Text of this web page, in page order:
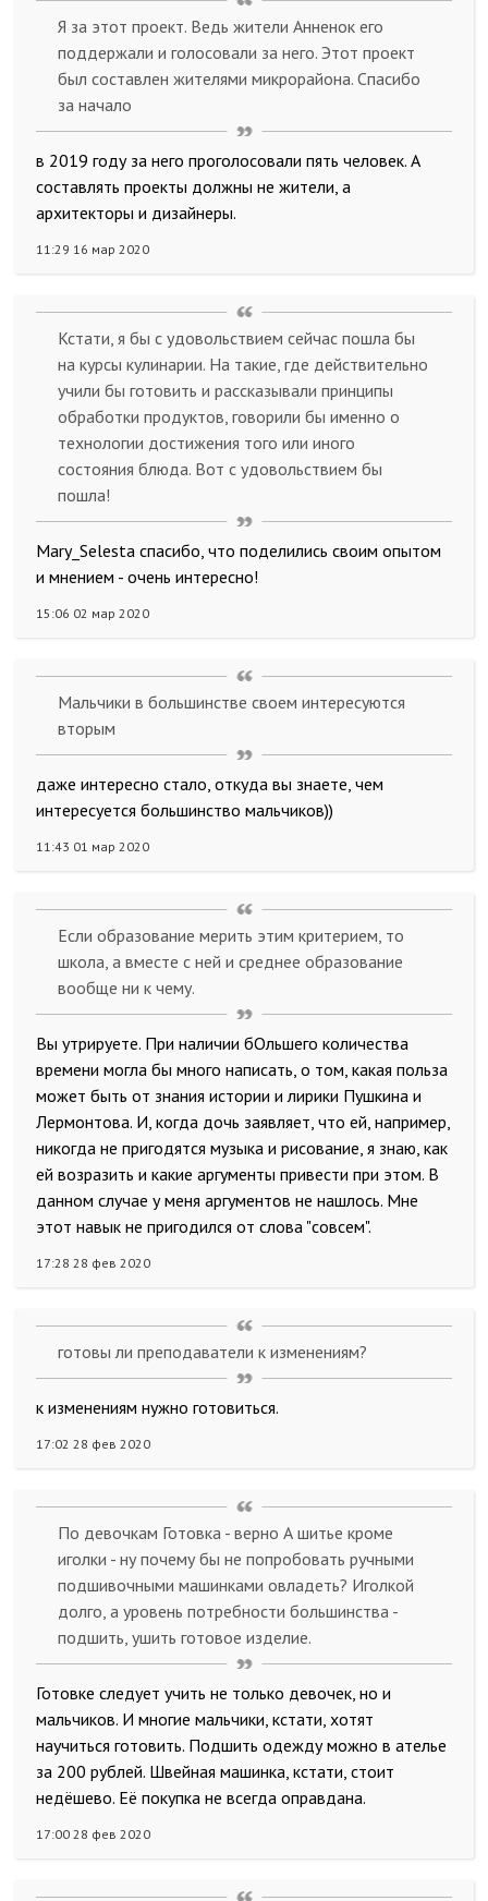
Я за этот проект. Ведь жители Анненок его
поддержали и голосовали за него. Этот проект
был составлен жителями микрорайона. Спасибо
за начало
в 2019 году за него проголосовали пять человек. А
составлять проекты должны не жители, а
архитекторы и дизайнеры.
11:29 16 мар 2020
Кстати, я бы с удовольствием сейчас пошла бы
на курсы кулинарии. На такие, где действительно
учили бы готовить и рассказывали принципы
обработки продуктов, говорили бы именно о
технологии достижения того или иного
состояния блюда. Вот с удовольствием бы
пошла!
Mary_Selesta спасибо, что поделились своим опытом
и мнением - очень интересно!
15:06 02 мар 2020
Мальчики в большинстве своем интересуются
вторым
даже интересно стало, откуда вы знаете, чем
интересуется большинство мальчиков))
11:43 01 мар 2020
Если образование мерить этим критерием, то
школа, а вместе с ней и среднее образование
вообще ни к чему.
Вы утрируете. При наличии бОльшего количества
времени могла бы много написать, о том, какая польза
может быть от знания истории и лирики Пушкина и
Лермонтова. И, когда дочь заявляет, что ей, например,
никогда не пригодятся музыка и рисование, я знаю, как
ей возразить и какие аргументы привести при этом. В
данном случае у меня аргументов не нашлось. Мне
этот навык не пригодился от слова "совсем".
17:28 28 фев 2020
готовы ли преподаватели к изменениям?
к изменениям нужно готовиться.
17:02 28 фев 2020
По девочкам Готовка - верно А шитье кроме
иголки - ну почему бы не попробовать ручными
подшивочными машинками овладеть? Иголкой
долго, а уровень потребности большинства -
подшить, ушить готовое изделие.
Готовке следует учить не только девочек, но и
мальчиков. И многие мальчики, кстати, хотят
научиться готовить. Подшить одежду можно в ателье
за 200 рублей. Швейная машинка, кстати, стоит
недёшево. Её покупка не всегда оправдана.
17:00 28 фев 2020